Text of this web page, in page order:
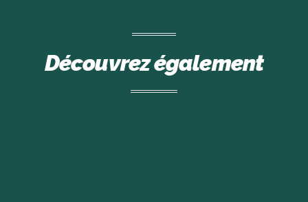
Découvrez également